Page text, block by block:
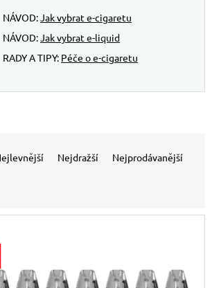
NÁVOD:Jak vybrat e-cigaretu
NÁVOD:Jak vybrat e-liquid
RADY A TIPY: Péče o e-cigaretu
Nejdražší Nejprodávanější